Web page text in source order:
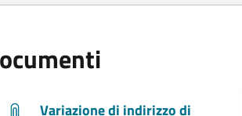
Variazione di indirizzo di